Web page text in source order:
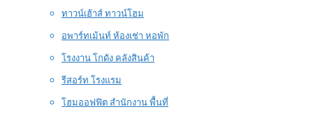
ทาวน์เฮ้าส์ ทาวน์โฮม
อพาร์ทเม้นท์ ห้องเช่า หอพัก
โรงงาน โกดัง คลังสินค้า
รีสอร์ท โรงแรม
โฮมออฟฟิต สำนักงาน พื้นที่